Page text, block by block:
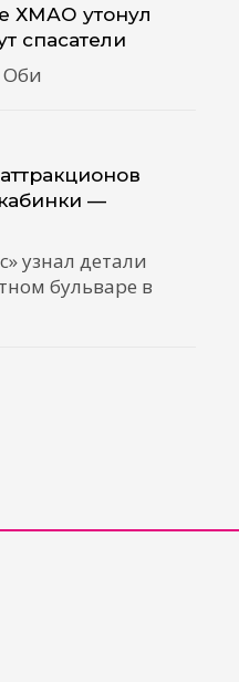
ХМАО утонул
спасатели
Оби
—
узнал детали
бульваре в